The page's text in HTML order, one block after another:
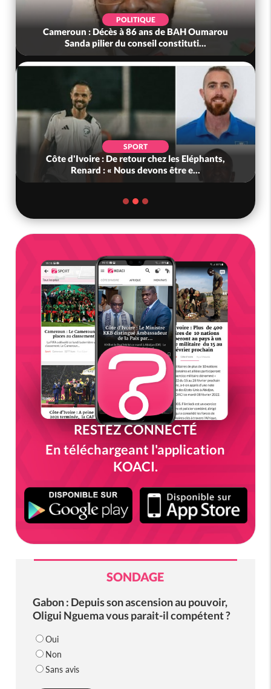
POLITIQUE
Cameroun : Décès à 86 ans de BAH Oumarou
Sanda pilier du conseil constituti...
SPORT
Côte d'Ivoire : De retour chez les Eléphants,
Renard : « Nous devons être e...
RESTEZ CONNECTÉ
En téléchargeant l'application
KOACI.
SONDAGE
Gabon : Depuis son ascension au pouvoir,
Oligui Nguema vous parait-il compétent ?
Oui
Non
Sans avis